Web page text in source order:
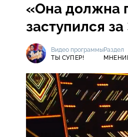
«Она должна
заступился
Видео программы
ТЫ СУПЕР!
Раздел